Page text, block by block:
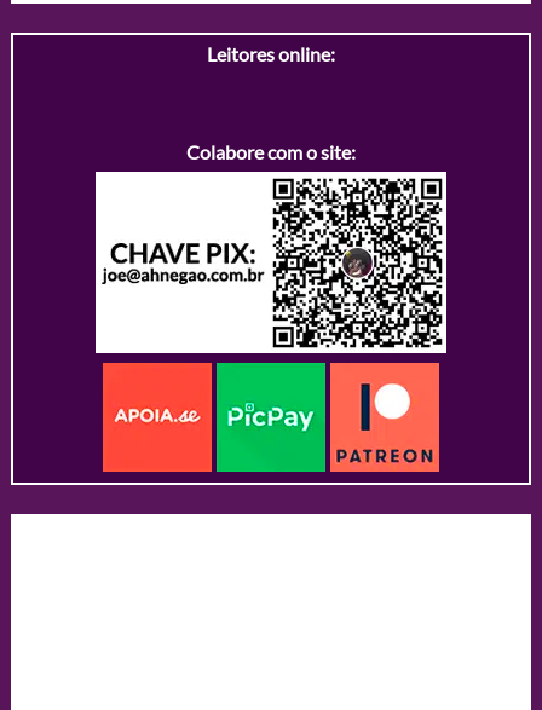
Leitores online:
Colabore com o site: